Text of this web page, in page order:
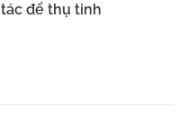
tác để thụ tinh